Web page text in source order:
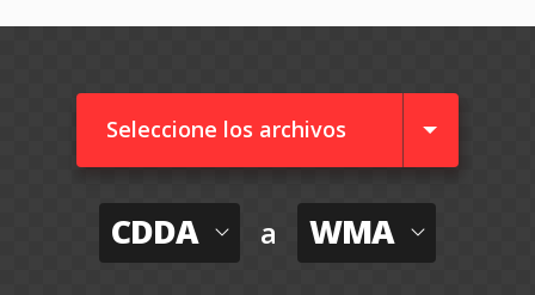
Seleccione los archivos
CDDA a WMA